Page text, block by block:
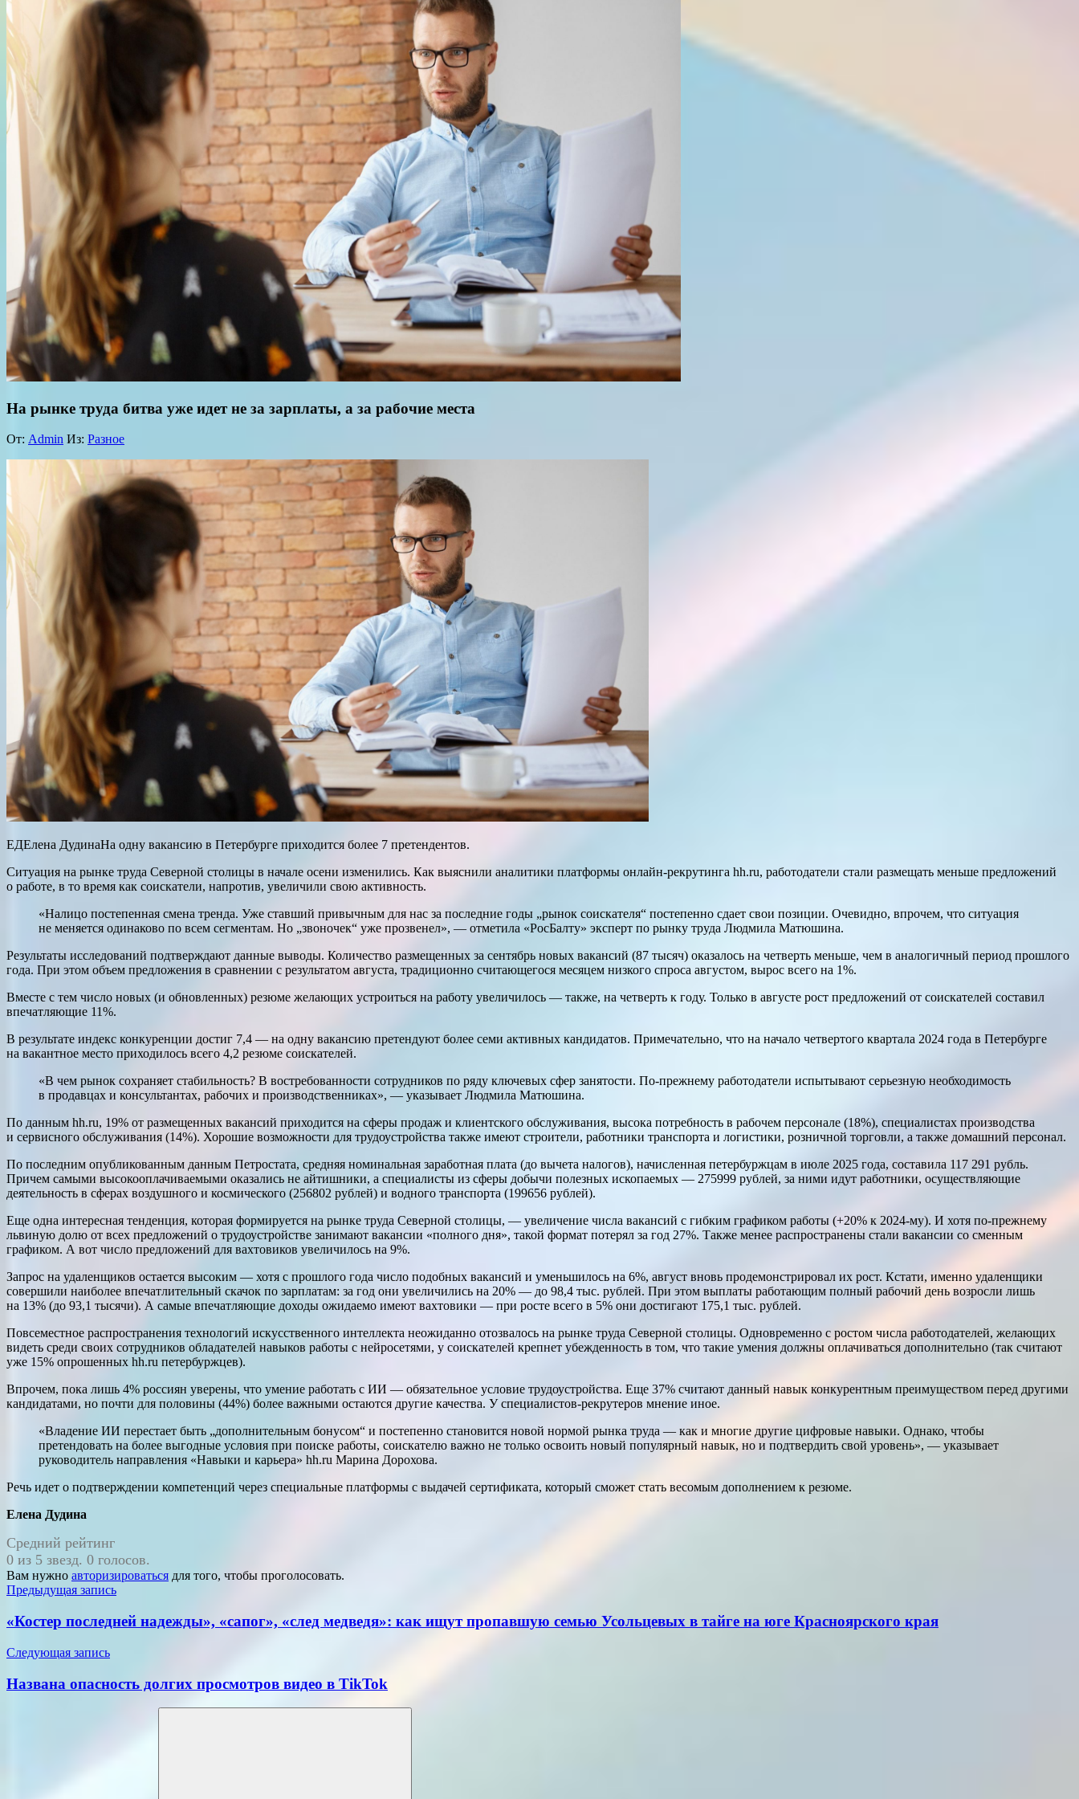
На рынке труда битва уже идет не за зарплаты, а за рабочие места
От: Admin Из: Разное
ЕДЕлена ДудинаНа одну вакансию в Петербурге приходится более 7 претендентов.
Ситуация на рынке труда Северной столицы в начале осени изменились. Как выяснили аналитики платформы онлайн-рекрутинга hh.ru, работодатели стали размещать меньше предложений
о работе, в то время как соискатели, напротив, увеличили свою активность.
«Налицо постепенная смена тренда. Уже ставший привычным для нас за последние годы „рынок соискателя“ постепенно сдает свои позиции. Очевидно, впрочем, что ситуация
не меняется одинаково по всем сегментам. Но „звоночек“ уже прозвенел», — отметила «РосБалту» эксперт по рынку труда Людмила Матюшина.
Результаты исследований подтверждают данные выводы. Количество размещенных за сентябрь новых вакансий (87 тысяч) оказалось на четверть меньше, чем в аналогичный период прошлого
года. При этом объем предложения в сравнении с результатом августа, традиционно считающегося месяцем низкого спроса августом, вырос всего на 1%.
Вместе с тем число новых (и обновленных) резюме желающих устроиться на работу увеличилось — также, на четверть к году. Только в августе рост предложений от соискателей составил
впечатляющие 11%.
В результате индекс конкуренции достиг 7,4 — на одну вакансию претендуют более семи активных кандидатов. Примечательно, что на начало четвертого квартала 2024 года в Петербурге
на вакантное место приходилось всего 4,2 резюме соискателей.
«В чем рынок сохраняет стабильность? В востребованности сотрудников по ряду ключевых сфер занятости. По-прежнему работодатели испытывают серьезную необходимость
в продавцах и консультантах, рабочих и производственниках», — указывает Людмила Матюшина.
По данным hh.ru, 19% от размещенных вакансий приходится на сферы продаж и клиентского обслуживания, высока потребность в рабочем персонале (18%), специалистах производства
и сервисного обслуживания (14%). Хорошие возможности для трудоустройства также имеют строители, работники транспорта и логистики, розничной торговли, а также домашний персонал.
По последним опубликованным данным Петростата, средняя номинальная заработная плата (до вычета налогов), начисленная петербуржцам в июле 2025 года, составила 117 291 рубль.
Причем самыми высокооплачиваемыми оказались не айтишники, а специалисты из сферы добычи полезных ископаемых — 275999 рублей, за ними идут работники, осуществляющие
деятельность в сферах воздушного и космического (256802 рублей) и водного транспорта (199656 рублей).
Еще одна интересная тенденция, которая формируется на рынке труда Северной столицы, — увеличение числа вакансий с гибким графиком работы (+20% к 2024-му). И хотя по-прежнему
львиную долю от всех предложений о трудоустройстве занимают вакансии «полного дня», такой формат потерял за год 27%. Также менее распространены стали вакансии со сменным
графиком. А вот число предложений для вахтовиков увеличилось на 9%.
Запрос на удаленщиков остается высоким — хотя с прошлого года число подобных вакансий и уменьшилось на 6%, август вновь продемонстрировал их рост. Кстати, именно удаленщики
совершили наиболее впечатлительный скачок по зарплатам: за год они увеличились на 20% — до 98,4 тыс. рублей. При этом выплаты работающим полный рабочий день возросли лишь
на 13% (до 93,1 тысячи). А самые впечатляющие доходы ожидаемо имеют вахтовики — при росте всего в 5% они достигают 175,1 тыс. рублей.
Повсеместное распространения технологий искусственного интеллекта неожиданно отозвалось на рынке труда Северной столицы. Одновременно с ростом числа работодателей, желающих
видеть среди своих сотрудников обладателей навыков работы с нейросетями, у соискателей крепнет убежденность в том, что такие умения должны оплачиваться дополнительно (так считают
уже 15% опрошенных hh.ru петербуржцев).
Впрочем, пока лишь 4% россиян уверены, что умение работать с ИИ — обязательное условие трудоустройства. Еще 37% считают данный навык конкурентным преимуществом перед другими
кандидатами, но почти для половины (44%) более важными остаются другие качества. У специалистов-рекрутеров мнение иное.
«Владение ИИ перестает быть „дополнительным бонусом“ и постепенно становится новой нормой рынка труда — как и многие другие цифровые навыки. Однако, чтобы
претендовать на более выгодные условия при поиске работы, соискателю важно не только освоить новый популярный навык, но и подтвердить свой уровень», — указывает
руководитель направления «Навыки и карьера» hh.ru Марина Дорохова.
Речь идет о подтверждении компетенций через специальные платформы с выдачей сертификата, который сможет стать весомым дополнением к резюме.
Елена Дудина
Средний рейтинг
0 из 5 звезд. 0 голосов.
Вам нужно авторизироваться для того, чтобы проголосовать.
Навигация
по
записям
Предыдущая запись
«Костер последней надежды», «сапог», «след медведя»: как ищут пропавшую семью Усольцевых в тайге на юге Красноярского края
Следующая запись
Названа опасность долгих просмотров видео в TikTok